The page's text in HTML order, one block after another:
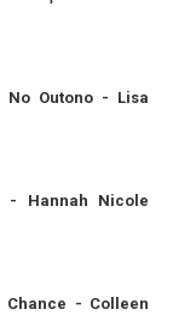
No Outono - Lisa
- Hannah Nicole
Chance - Colleen